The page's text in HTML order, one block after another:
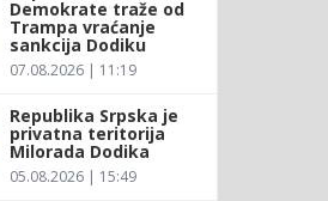
Demokrate traže od
Trampa vraćanje
sankcija Dodiku
07.08.2026 | 11:19
Republika Srpska je
privatna teritorija
Milorada Dodika
05.08.2026 | 15:49